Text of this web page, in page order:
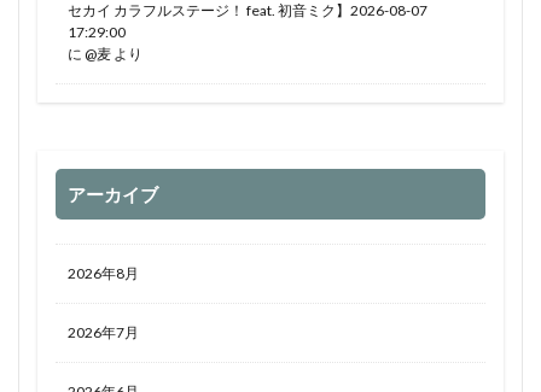
セカイ カラフルステージ！ feat. 初音ミク】2026-08-07
17:29:00
に @麦 より
アーカイブ
2026年8月
2026年7月